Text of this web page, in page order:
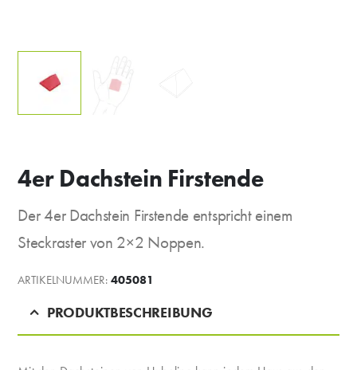
4er Dachstein Firstende
Der 4er Dachstein Firstende entspricht einem
Steckraster von 2×2 Noppen.
ARTIKELNUMMER:405081
PRODUKTBESCHREIBUNG